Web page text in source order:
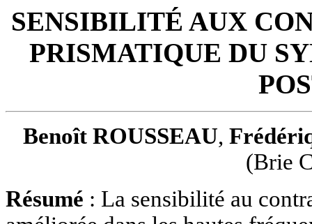
SENSIBILITÉ AUX
PRISMATIQUE DU
Benoît ROUSSEAU,
(Brie
Résumé : La sensibilité au